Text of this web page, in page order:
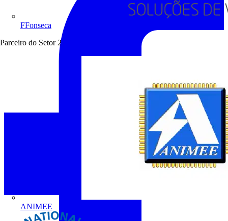
FFonseca
Parceiro do Setor 2
ANIMEE